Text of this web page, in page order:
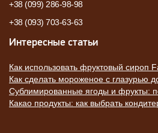
+38 (099) 286-98-98
+38 (093) 703-63-63
Интересные статьи
Как использовать фруктовый сироп
Как сделать мороженое с глазурью
Сублимированные ягоды и фрукты:
Какао продукты: как выбрать